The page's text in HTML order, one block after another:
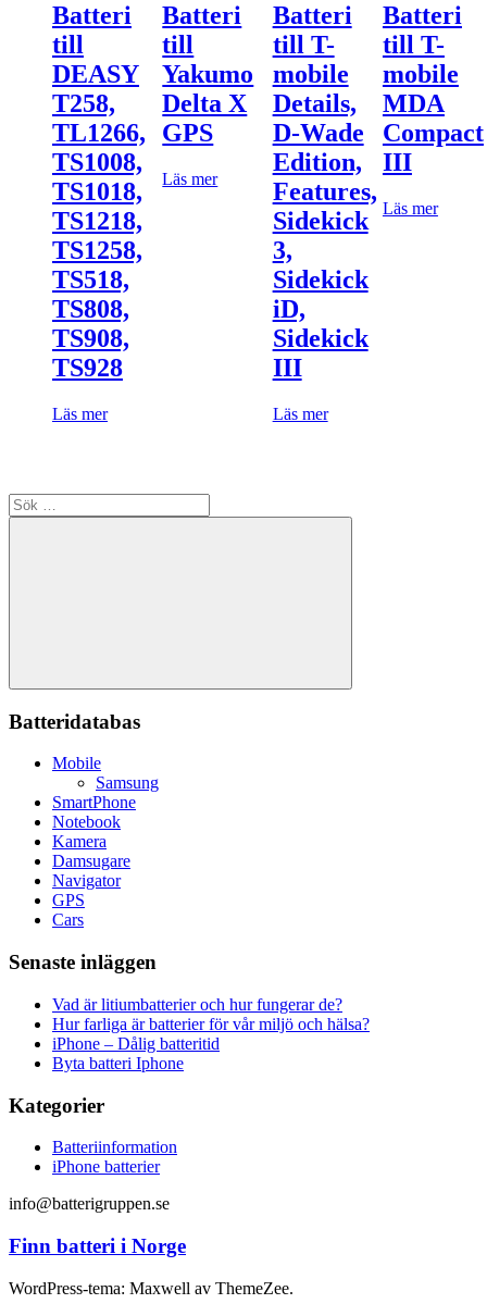
Batteri
till
DEASY
T258,
TL1266,
TS1008,
TS1018,
TS1218,
TS1258,
TS518,
TS808,
TS908,
TS928
Läs mer
Batteri
till
Yakumo
Delta X
GPS
Läs mer
Batteri
till T-
mobile
Details,
D-Wade
Edition,
Features,
Sidekick
3,
Sidekick
iD,
Sidekick
III
Läs mer
Batteri
till T-
mobile
MDA
Compact
III
Läs mer
Sök
efter:
Sök
Batteridatabas
Mobile
Samsung
SmartPhone
Notebook
Kamera
Damsugare
Navigator
GPS
Cars
Senaste inläggen
Vad är litiumbatterier och hur fungerar de?
Hur farliga är batterier för vår miljö och hälsa?
iPhone – Dålig batteritid
Byta batteri Iphone
Kategorier
Batteriinformation
iPhone batterier
info@batterigruppen.se
Finn batteri i Norge
WordPress-tema: Maxwell av ThemeZee.